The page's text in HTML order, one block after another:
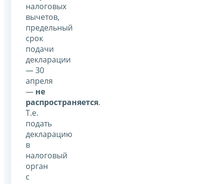
налоговых
вычетов,
предельный
срок
подачи
декларации
— 30
апреля
— не
распространяется.
Т.е.
подать
декларацию
в
налоговый
орган
с